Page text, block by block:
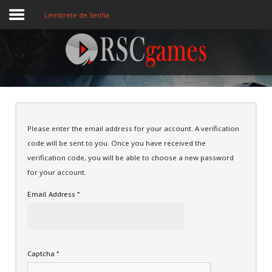
Registre-se
Home
Assine
Sobre
Esporte
Lembrete de Senha
Please enter the email address for your account. A verification
code will be sent to you. Once you have received the
verification code, you will be able to choose a new password
for your account.
Email Address *
Captcha *